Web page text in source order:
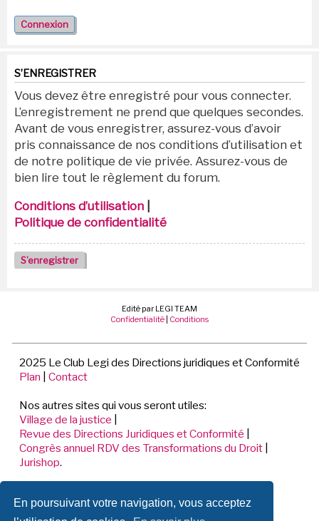
En poursuivant votre navigation, vous acceptez
S’ENREGISTRER
Vous devez être enregistré pour vous connecter.
L’enregistrement ne prend que quelques secondes.
Avant de vous enregistrer, assurez-vous d’avoir
pris connaissance de nos conditions d’utilisation et
de notre politique de vie privée. Assurez-vous de
bien lire tout le règlement du forum.
Conditions d’utilisation
Politique de confidentialité
S’enregistrer
Edité par LEGI TEAM
Confidentialité Conditions
2025 Le Club Legi des Directions juridiques et Conformité
Plan
Contact
Nos autres sites qui vous seront utiles:
Village de la justice
Revue des Directions Juridiques et Conformité
Congrès annuel RDV des Transformations du Droit
Jurishop.
198 Avenue de Verdun